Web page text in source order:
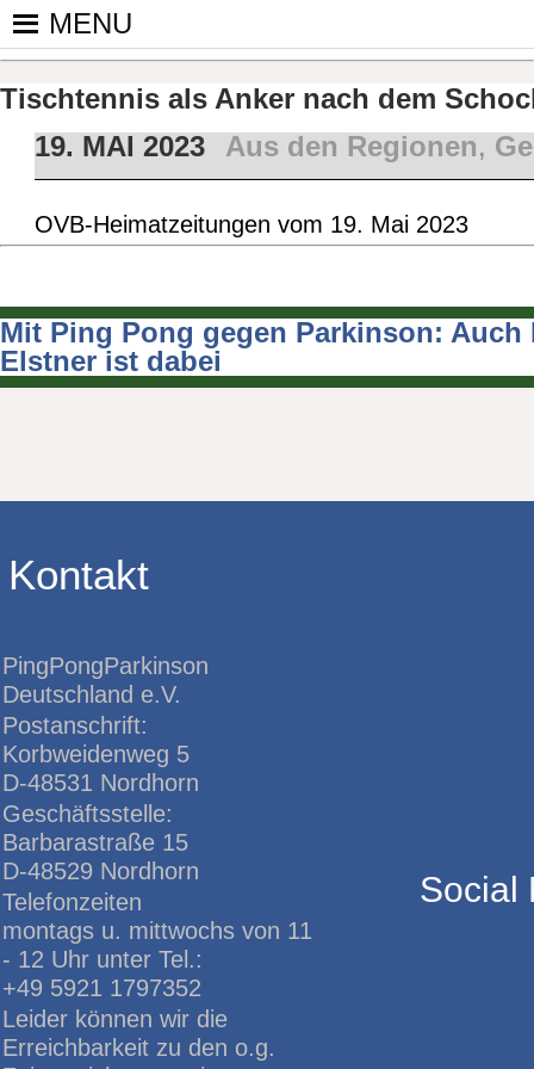
Skip
PINGPONGPARKINSON
ist der bundesweite Zusammenschluss von
Tischtennis – überwiegend ehrenamtlich um
MENU
Tischtennis als Anker nach dem
19. MAI 2023
Aus den Regionen,
OVB-Heimatzeitungen vom 19. Mai 2023
Beitragsnavigation
Mit Ping Pong gegen Parkinson: Auch
Elstner ist dabei
Kontakt
PingPongParkinson
Deutschland e.V.
Postanschrift:
Korbweidenweg 5
D-48531 Nordhorn
Geschäftsstelle:
Barbarastraße 15
D-48529 Nordhorn
Telefonzeiten
montags u. mittwochs von 11
- 12 Uhr unter Tel.:
+49 5921 1797352
Leider können wir die
Erreichbarkeit zu den o.g.
Social